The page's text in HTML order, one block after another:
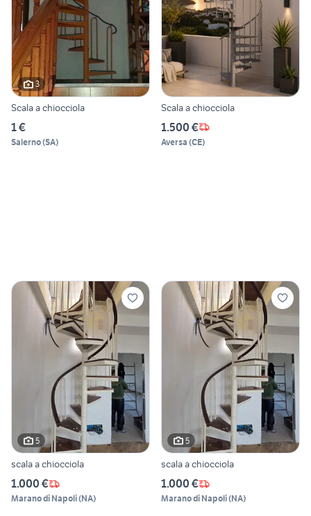
3
Scala a chiocciola
1 €
Salerno(SA)
Scala a chiocciola
1.500 €
Aversa (CE)
5
scala a chiocciola
1.000 €
Marano di Napoli(NA)
5
scala a chiocciola
1.000 €
Marano di Napoli(NA)